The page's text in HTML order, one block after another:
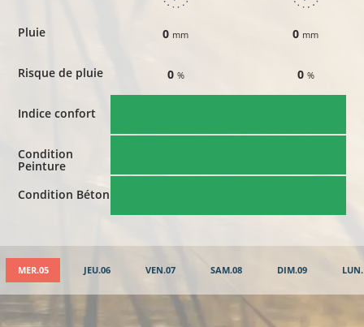
Pluie
Risque de pluie
Indice confort
Condition
Peinture
Condition Béton
0 mm
0 %
0 mm
0 %
MER.05 JEU.06 VEN.07 SAM.08 DIM.09